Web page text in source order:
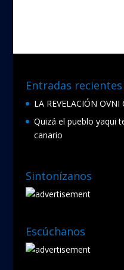
Entradas recientes
LA REVELACIÓN
Quizá el pueblo yaqui
canario
Sintonízanos
Escúchanos